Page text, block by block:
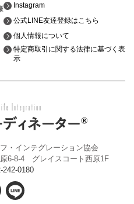
Instagram
公式LINE友達登録はこちら
個人情報について
特定商取引に関する法律に基づく表
示
・インテグレーション協会
6-8-4 グレイスコート西原1F
242-0180